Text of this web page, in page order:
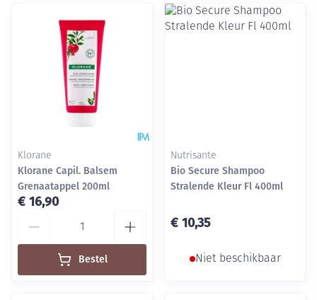
Klorane
Klorane Capil. Balsem
Grenaatappel 200ml
€ 16,90
Bestel
Nutrisante
Bio Secure Shampoo
Stralende Kleur Fl 400ml
€ 10,35
Niet beschikbaar